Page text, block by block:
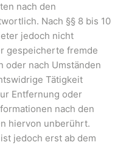
nach den
Nach §§ 8 bis 10
jedoch nicht
gespeicherte fremde
oder nach Umständen
Tätigkeit
Entfernung oder
nach den
hiervon unberührt.
jedoch erst ab dem